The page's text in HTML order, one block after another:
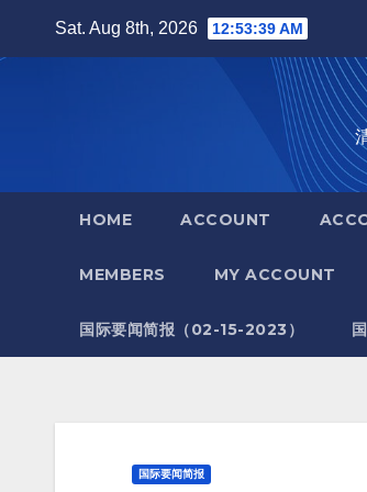
Sat. Aug 8th, 2026 12:53:39 AM
HOME ACCOUNT
MEMBERS MY ACCOUNT
国际要闻简报（02-15-2023）
国际要闻简报